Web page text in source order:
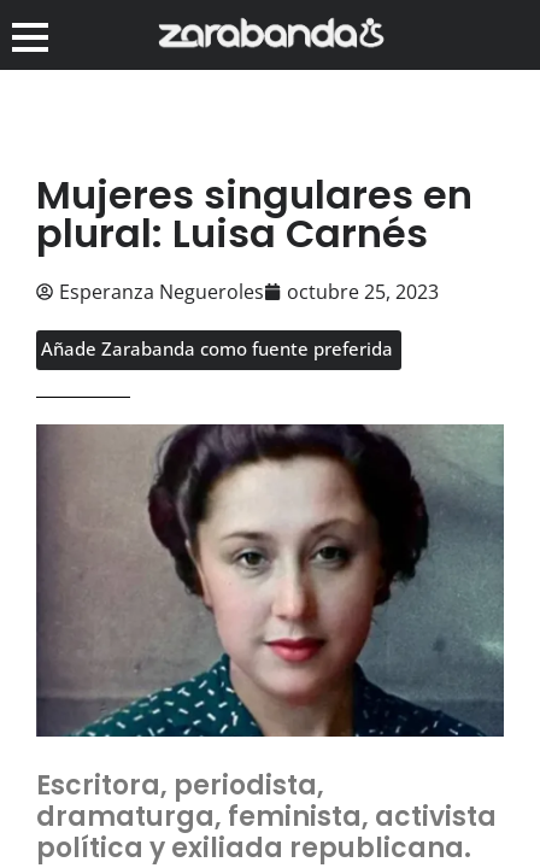
Mujeres singulares en
plural: Luisa Carnés
Esperanza Negueroles octubre 25, 2023
Añade Zarabanda como fuente preferida
Escritora, periodista,
dramaturga, feminista, activista
política y exiliada republicana.